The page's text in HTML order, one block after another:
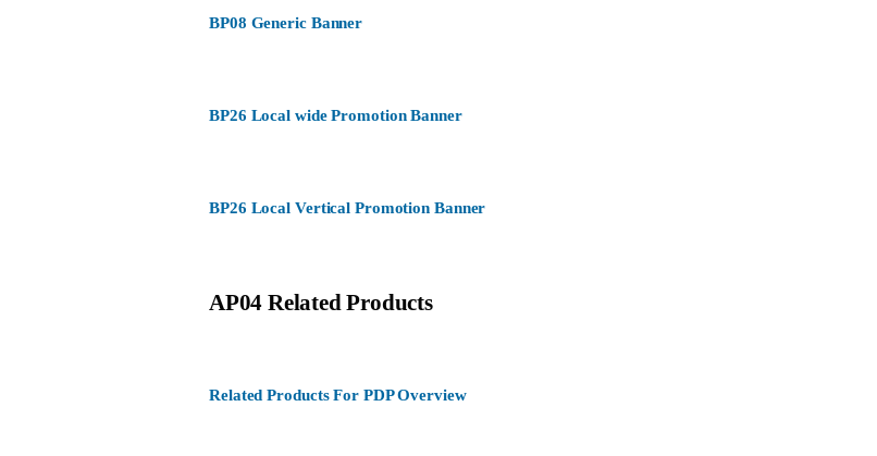
BP08 Generic Banner
BP26 Local wide Promotion Banner
BP26 Local Vertical Promotion Banner
AP04 Related Products
Related Products For PDP Overview